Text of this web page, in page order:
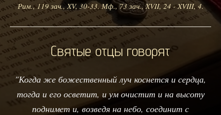
Рим., 119 зач., XV, 30-33. Мф., 73 зач., XVII, 24 - XVIII, 4.
Святые отцы говорят
"Когда же божественный луч коснется и сердца,
тогда и его осветит, и ум очистит и на высоту
поднимет и, возведя на небо, соединит с